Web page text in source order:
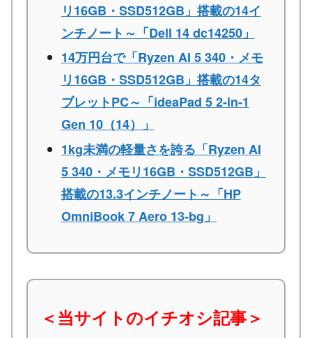
リ16GB・SSD512GB」搭載の14イ
ンチノート～「Dell 14 dc14250」
14万円台で「Ryzen AI 5 340・メモ
リ16GB・SSD512GB」搭載の14タ
ブレットPC～「ideaPad 5 2-in-1
Gen 10（14）」
1kg未満の軽量さを誇る「Ryzen AI
5 340・メモリ16GB・SSD512GB」
搭載の13.3インチノート～「HP
OmniBook 7 Aero 13-bg」
＜当サイトのイチオシ記事＞